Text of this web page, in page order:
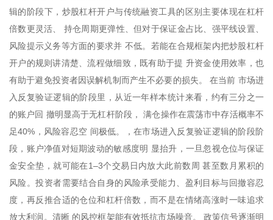
辑的阶段下，炒股杠杆开户与传统融资工具的区别主要体现在杠杆
倍数更灵活、 持仓周期更弹性、但对于保证金占比、强平线设置、
风险提示义务等方面的要求并 不低。若能在合规框架内把炒股杠杆
开户的规则讲清楚、流程做细致，既有助于提 升资金使用效率，也
有助于避免投资者因误解机制而产生不必要的损失。 在当前 市场进
入反复验证逻辑的阶段里，从近一年样本统计来看，约有三分之一
的账户回 撤明显高于无杠杆阶段， 满仓操作在震荡市中存活概率不
足40%，风险容忍空 间极低。，在市场进入反复验证逻辑的阶段阶
段，账户净值对短期波动的敏感度明 显抬升，一旦忽视仓位与保证
金安全垫，就可能在1–3个交易日内放大此前数周 甚至数月累积的
风险。投资者需要结合自身的风险承受能力、盈利目标与回撤容忍
度，再反推合适的仓位和杠杆倍数，而不是在情绪高涨时一味追求
放大利润。清晰 的风控框架能有效抵抗市场噪音。 政策信号逐渐明